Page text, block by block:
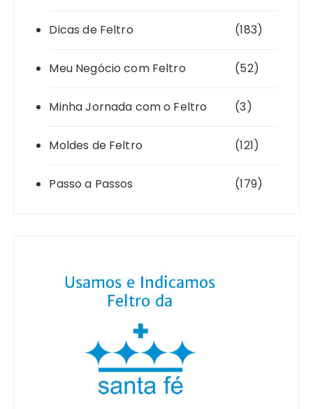
Dicas de Feltro (183)
Meu Negócio com Feltro (52)
Minha Jornada com o Feltro (3)
Moldes de Feltro (121)
Passo a Passos (179)